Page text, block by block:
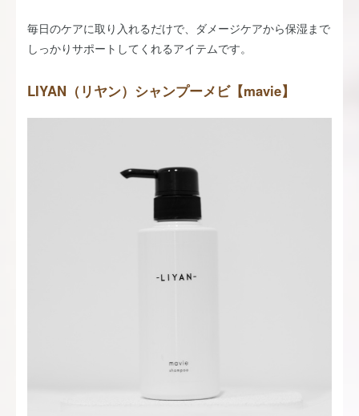
毎日のケアに取り入れるだけで、ダメージケアから保湿まで
しっかりサポートしてくれるアイテムです。
LIYAN（リヤン）シャンプーメビ【mavie】